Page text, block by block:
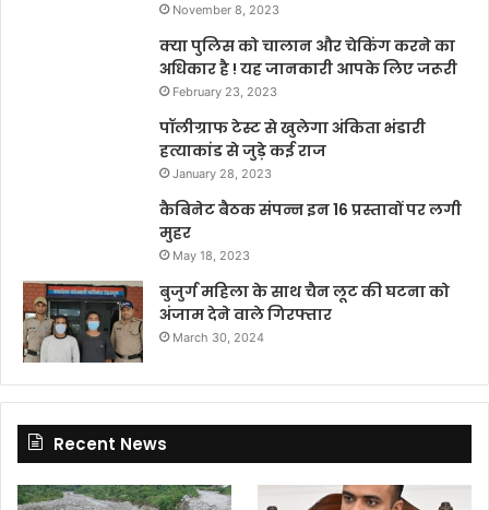
November 8, 2023
क्या पुलिस को चालान और चेकिंग करने का
अधिकार है ! यह जानकारी आपके लिए जरूरी
February 23, 2023
पॉलीग्राफ टेस्ट से खुलेगा अंकिता भंडारी
हत्याकांड से जुड़े कई राज
January 28, 2023
कैबिनेट बैठक संपन्न इन 16 प्रस्तावों पर लगी
मुहर
May 18, 2023
बुजुर्ग महिला के साथ चैन लूट की घटना को
अंजाम देने वाले गिरफ्तार
March 30, 2024
Recent News